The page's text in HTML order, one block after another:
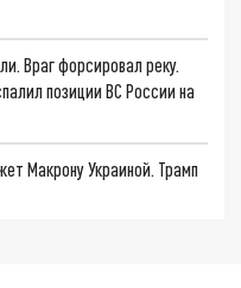
Враг форсировал реку.
позиции ВС России на
Макрону Украиной. Трамп